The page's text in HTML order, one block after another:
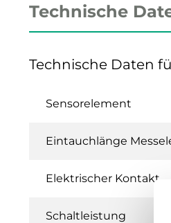
Technische
Technische Daten
Sensorelement
Eintauchlänge
Elektrischer Kontakt
Schaltleistung